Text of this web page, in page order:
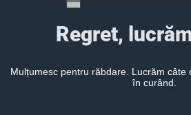
Regret,
Mulțumesc pentru răbdare. Lucrăm câte
în curând.